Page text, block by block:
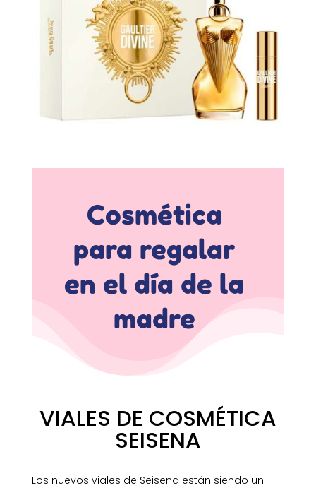
Cosmética
para regalar
en el día de la
madre
VIALES DE COSMÉTICA
SEISENA
Los nuevos viales de Seisena están siendo un